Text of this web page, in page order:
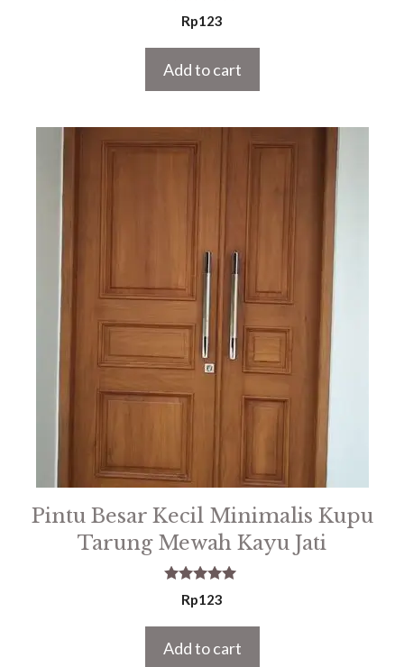
5.00
out of 5
Rp123
Add to cart
Pintu Besar Kecil Minimalis Kupu
Tarung Mewah Kayu Jati
5.00
out of 5
Rp123
Add to cart